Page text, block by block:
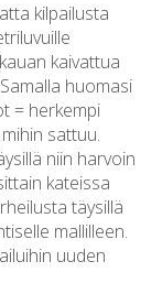
kilpailusta
kaivattua
huomasi
= herkempi
sattuu.
niin harvoin
kateissa
täysillä
mallilleen.
uuden